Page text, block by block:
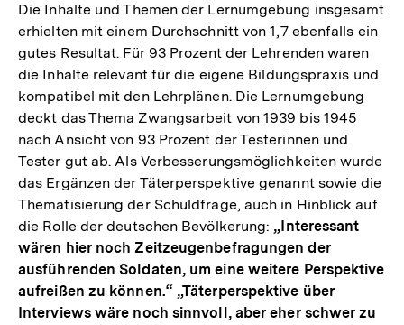
Die Inhalte und Themen der Lernumgebung insgesamt
erhielten mit einem Durchschnitt von 1,7 ebenfalls ein
gutes Resultat. Für 93 Prozent der Lehrenden waren
die Inhalte relevant für die eigene Bildungspraxis und
kompatibel mit den Lehrplänen. Die Lernumgebung
deckt das Thema Zwangsarbeit von 1939 bis 1945
nach Ansicht von 93 Prozent der Testerinnen und
Tester gut ab. Als Verbesserungsmöglichkeiten wurde
das Ergänzen der Täterperspektive genannt sowie die
Thematisierung der Schuldfrage, auch in Hinblick auf
die Rolle der deutschen Bevölkerung: „Interessant
wären hier noch Zeitzeugenbefragungen der
ausführenden Soldaten, um eine weitere Perspektive
aufreißen zu können.“ „Täterperspektive über
Interviews wäre noch sinnvoll, aber eher schwer zu